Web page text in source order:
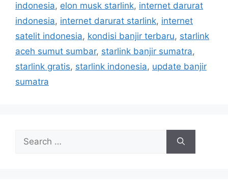
o
r
i
s
s
indonesia, elon musk starlink, internet darurat
indonesia, internet darurat starlink, internet
satelit indonesia, kondisi banjir terbaru, starlink
aceh sumut sumbar, starlink banjir sumatra,
starlink gratis, starlink indonesia, update banjir
sumatra